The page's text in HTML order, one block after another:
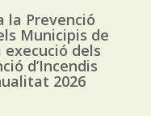
la Prevenció
Municipis de
execució dels
d’Incendis
2026